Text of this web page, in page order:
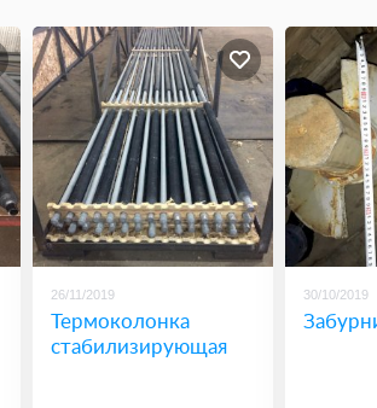
26/11/2019
Термоколонка
стабилизирующая
30/10/2019